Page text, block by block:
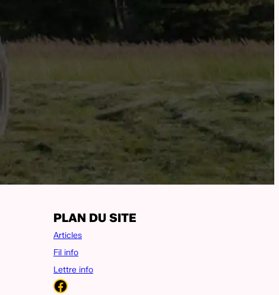
PLAN DU SITE
Articles
Fil info
Lettre info
Facebook